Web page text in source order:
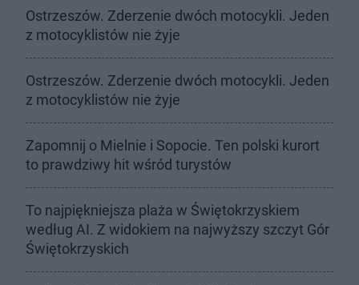
Ostrzeszów. Zderzenie dwóch motocykli. Jeden
z motocyklistów nie żyje
Ostrzeszów. Zderzenie dwóch motocykli. Jeden
z motocyklistów nie żyje
Zapomnij o Mielnie i Sopocie. Ten polski kurort
to prawdziwy hit wśród turystów
To najpiękniejsza plaża w Świętokrzyskiem
według AI. Z widokiem na najwyższy szczyt Gór
Świętokrzyskich